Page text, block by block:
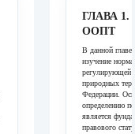
ГЛАВА
ООПТ
В данной главе
изучение
регулирующей
природных
Федерации.
определению
является
правового